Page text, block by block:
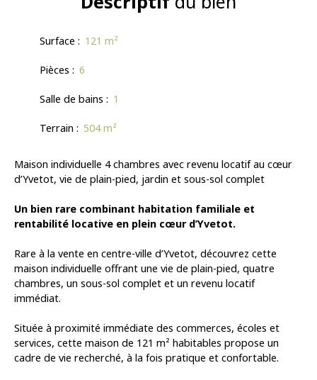
Surface : 121 m²
Pièces : 6
Salle de bains : 1
Terrain : 504m²
Maison individuelle 4 chambres avec revenu locatif au cœur
d’Yvetot, vie de plain-pied, jardin et sous-sol complet
Un bien rare combinant habitation familiale et
rentabilité locative en plein cœur d’Yvetot.
Rare à la vente en centre-ville d’Yvetot, découvrez cette
maison individuelle offrant une vie de plain-pied, quatre
chambres, un sous-sol complet et un revenu locatif
immédiat.
Située à proximité immédiate des commerces, écoles et
services, cette maison de 121 m² habitables propose un
cadre de vie recherché, à la fois pratique et confortable.